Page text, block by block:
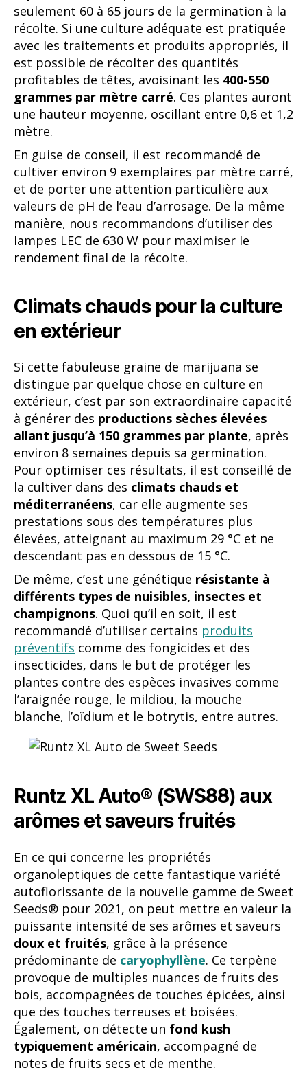
seulement 60 à 65 jours de la germination à la
récolte. Si une culture adéquate est pratiquée
avec les traitements et produits appropriés, il
est possible de récolter des quantités
profitables de têtes, avoisinant les 400-550
grammes par mètre carré. Ces plantes auront
une hauteur moyenne, oscillant entre 0,6 et 1,2
mètre.
En guise de conseil, il est recommandé de
cultiver environ 9 exemplaires par mètre carré,
et de porter une attention particulière aux
valeurs de pH de l’eau d’arrosage. De la même
manière, nous recommandons d’utiliser des
lampes LEC de 630 W pour maximiser le
rendement final de la récolte.
Climats chauds pour la culture
en extérieur
Si cette fabuleuse graine de marijuana se
distingue par quelque chose en culture en
extérieur, c’est par son extraordinaire capacité
à générer des productions sèches élevées
allant jusqu’à 150 grammes par plante, après
environ 8 semaines depuis sa germination.
Pour optimiser ces résultats, il est conseillé de
la cultiver dans des climats chauds et
méditerranéens, car elle augmente ses
prestations sous des températures plus
élevées, atteignant au maximum 29 °C et ne
descendant pas en dessous de 15 °C.
De même, c’est une génétique résistante à
différents types de nuisibles, insectes et
champignons. Quoi qu’il en soit, il est
recommandé d’utiliser certains produits
préventifs comme des fongicides et des
insecticides, dans le but de protéger les
plantes contre des espèces invasives comme
l’araignée rouge, le mildiou, la mouche
blanche, l’oïdium et le botrytis, entre autres.
Runtz XL Auto® (SWS88) aux
arômes et saveurs fruités
En ce qui concerne les propriétés
organoleptiques de cette fantastique variété
autoflorissante de la nouvelle gamme de Sweet
Seeds® pour 2021, on peut mettre en valeur la
puissante intensité de ses arômes et saveurs
doux et fruités, grâce à la présence
prédominante de caryophyllène. Ce terpène
provoque de multiples nuances de fruits des
bois, accompagnées de touches épicées, ainsi
que des touches terreuses et boisées.
Également, on détecte un fond kush
typiquement américain, accompagné de
notes de fruits secs et de menthe.